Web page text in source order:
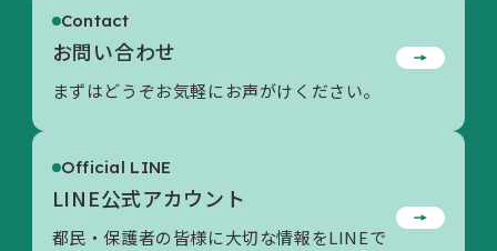
Contact
お問い合わせ
まずはどうぞお気軽にお声がけください。
Official LINE
LINE公式アカウント
都民・保護者の皆様に大切な情報をLINEで